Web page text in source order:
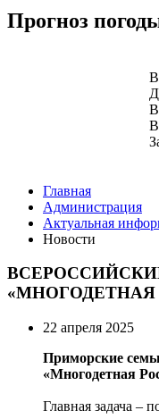
Прогноз
Главная
Администрация
Актуальная
Новости
«МНОГОДЕТНАЯ
22 апреля 2025
Приморские
«Многодетная
Главная задача –